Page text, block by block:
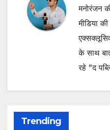
मनोरंजन
मीडिया
के साथ
रहे "द
Trending